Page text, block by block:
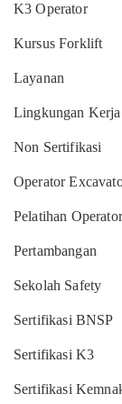
K3 Operator
Kursus Forklift
Layanan
Lingkungan Kerja
Non Sertifikasi
Operator
Pelatihan
Pertambangan
Sekolah Safety
Sertifikasi BNSP
Sertifikasi K3
Sertifikasi